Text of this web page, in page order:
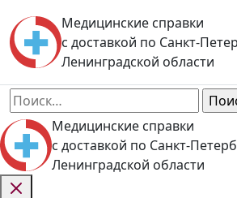
to
content
Медицинские справки
с доставкой по Санкт-
Ленинградской области
Найти:
Медицинские справки
с доставкой по Санкт-
Ленинградской области